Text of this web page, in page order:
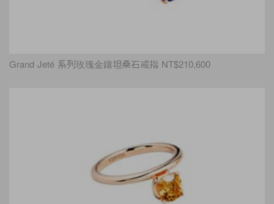
Grand Jeté 系列玫瑰金鑲坦桑石戒指 NT$210,600